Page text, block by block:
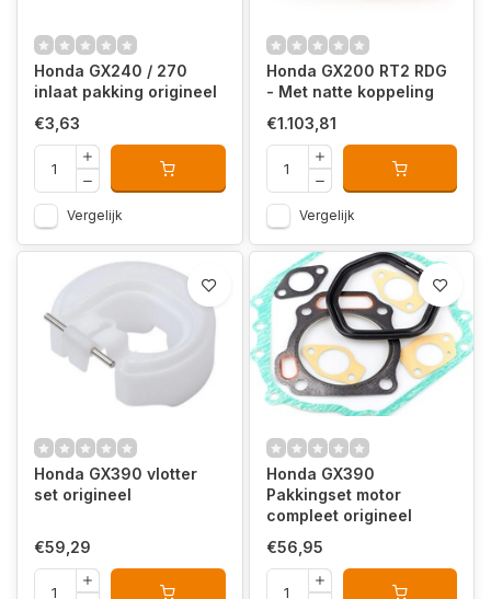
Honda GX240 / 270
inlaat pakking origineel
€3,63
Vergelijk
Honda GX200 RT2 RDG
- Met natte koppeling
€1.103,81
Vergelijk
Honda GX390 vlotter
set origineel
€59,29
Honda GX390
Pakkingset motor
compleet origineel
€56,95